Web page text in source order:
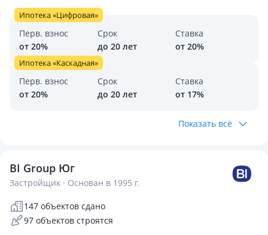
Ипотека «Цифровая»
Перв. взнос
от 20%
Срок
до 20 лет
Ставка
от 20%
Ипотека «Каскадная»
Перв. взнос
от 20%
Срок
до 20 лет
Ставка
от 17%
Показать всё
BI Group Юг
Застройщик · Основан в 1995 г.
147 объектов сдано
97 объектов строятся